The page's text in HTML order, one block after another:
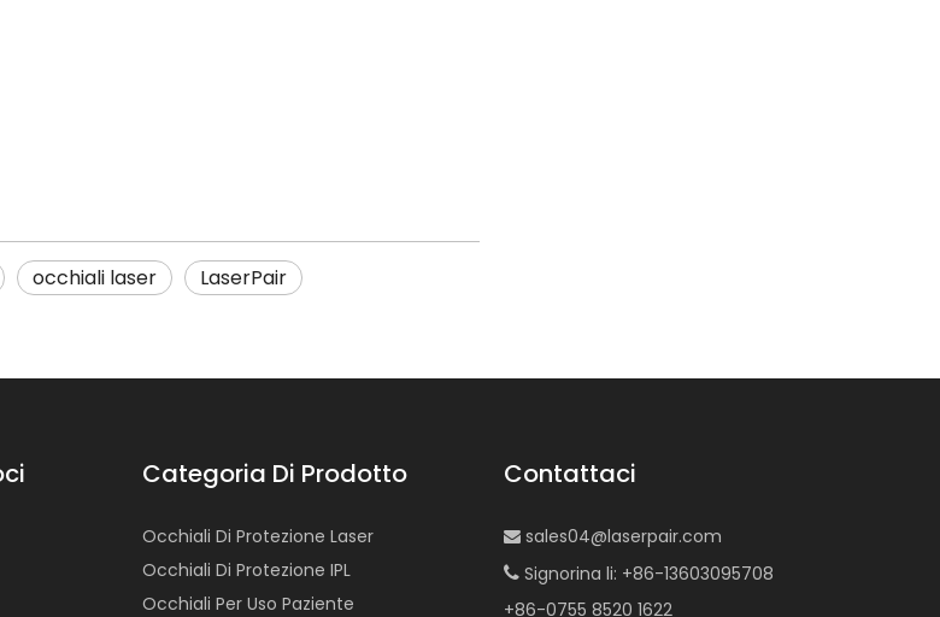
occhiali laser LaserPair
Categoria Di Prodotto
Occhiali Di Protezione Laser
Occhiali Di Protezione IPL
Occhiali Per Uso Paziente
Contattaci
 sales04@laserpair.com
 Signorina li: +86-13603095708
+86-0755 8520 1622